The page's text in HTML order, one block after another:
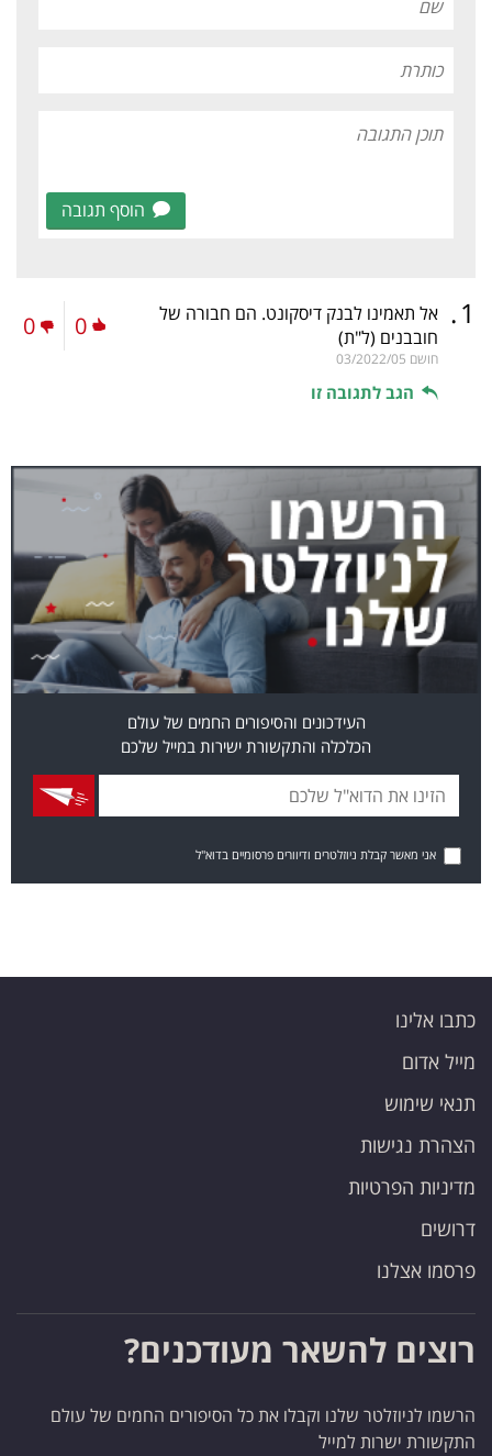
הוסף תגובה
1
. אל תאמינו לבנק דיסקונט. הם חבורה של
חובבנים (ל"ת)
חושם 03/2022/05
הגב לתגובה זו
0
0
העידכונים והסיפורים החמים של עולם
הכלכלה והתקשורת ישירות במייל שלכם
אני מאשר קבלת ניוזלטרים ודיוורים פרסומיים בדוא"ל
כתבו אלינו
מייל אדום
תנאי שימוש
הצהרת נגישות
מדיניות הפרטיות
דרושים
פרסמו אצלנו
רוצים להשאר מעודכנים?
הרשמו לניוזלטר שלנו וקבלו את כל הסיפורים החמים של עולם
התקשורת ישרות למייל